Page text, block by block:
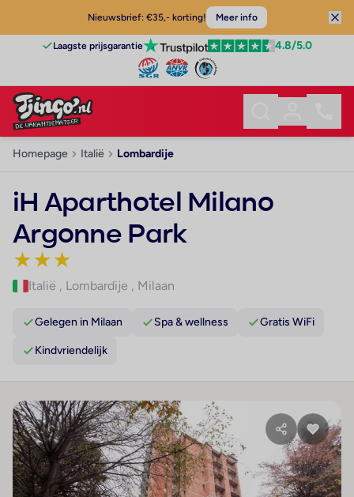
Nieuwsbrief: €35,- korting! Meer info
Laagste prijsgarantie 4.8/5.0
Homepage Italië Lombardije
iH Aparthotel Milano
Argonne Park
★★★
Italië , Lombardije , Milaan
Gelegen in Milaan Spa & wellness Gratis WiFi
Kindvriendelijk